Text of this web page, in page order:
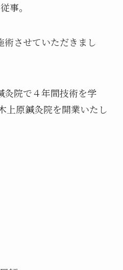
事。
させていただきまし
灸院で４年間技術を学
上原鍼灸院を開業いたし